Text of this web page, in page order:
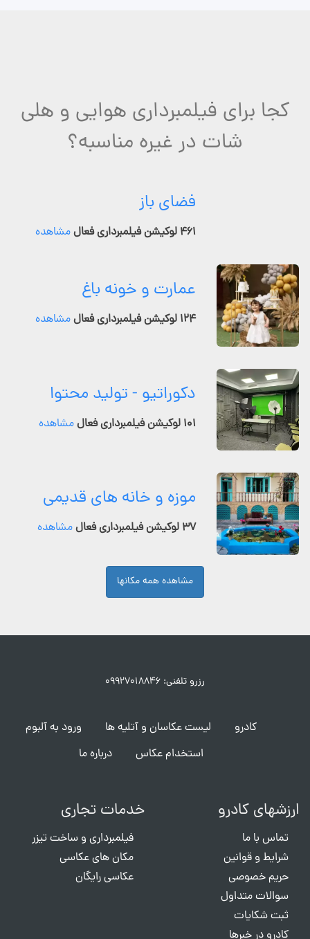
کجا برای فیلمبرداری هوایی و هلی
شات در غیره مناسبه؟
فضای باز
۴۶۱ لوکیشن فیلمبرداری فعال مشاهده
عمارت و خونه باغ
۱۲۴ لوکیشن فیلمبرداری فعال مشاهده
دکوراتیو - تولید محتوا
۱۰۱ لوکیشن فیلمبرداری فعال مشاهده
موزه و خانه های قدیمی
۳۷ لوکیشن فیلمبرداری فعال مشاهده
مشاهده همه مکانها
رزرو تلفنی: ۰۹۹۲۷۰۱۸۸۴۶
کادرو لیست عکاسان و آتلیه ها
ورود به آلبوم
استخدام عکاس
درباره ما
ارزشهای کادرو
تماس با ما
شرایط و قوانین
حریم خصوصی
سوالات متداول
ثبت شکایات
کادرو در خبرها
خدمات تجاری
فیلمبرداری و ساخت تیزر
مکان های عکاسی
عکاسی رایگان